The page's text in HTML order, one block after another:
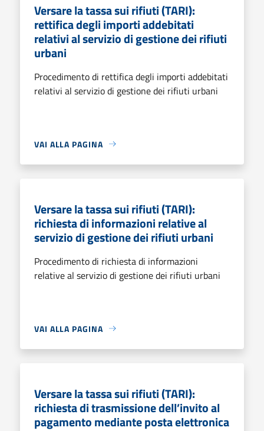
Versare la tassa sui rifiuti (TARI):
rettifica degli importi addebitati
relativi al servizio di gestione dei rifiuti
urbani
Procedimento di rettifica degli importi addebitati
relativi al servizio di gestione dei rifiuti urbani
VAI ALLA PAGINA
Versare la tassa sui rifiuti (TARI):
richiesta di informazioni relative al
servizio di gestione dei rifiuti urbani
Procedimento di richiesta di informazioni
relative al servizio di gestione dei rifiuti urbani
VAI ALLA PAGINA
Versare la tassa sui rifiuti (TARI):
richiesta di trasmissione dell’invito al
pagamento mediante posta elettronica